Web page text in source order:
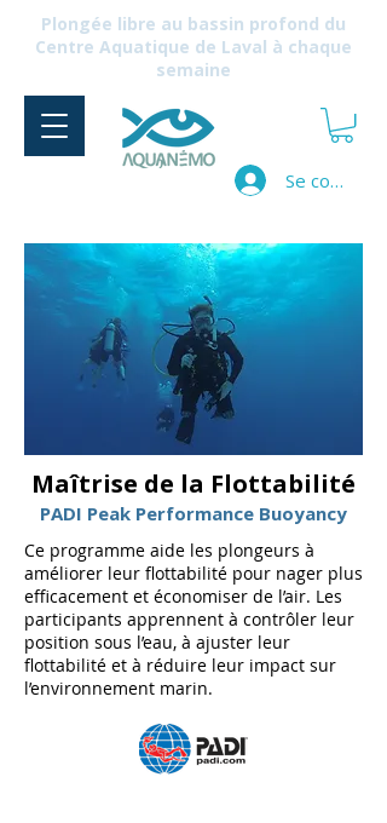
Plongée libre au bassin profond du
Centre Aquatique de Laval à chaque
semaine
Se connecter
Maîtrise de la Flottabilité
PADI Peak Performance Buoyancy
Ce programme aide les plongeurs à
améliorer leur flottabilité pour nager plus
efficacement et économiser de l’air. Les
participants apprennent à contrôler leur
position sous l’eau, à ajuster leur
flottabilité et à réduire leur impact sur
l’environnement marin.